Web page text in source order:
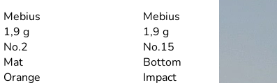
Mebius
1,9 g
No.2
Mat
Orange
Mebius
1,9 g
No.15
Bottom
Impact